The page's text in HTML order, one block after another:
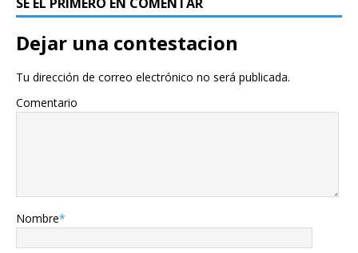
Dejar una contestacion
Tu dirección de correo electrónico no será publicada.
Comentario
Nombre*